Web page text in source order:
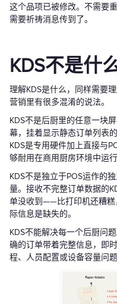
这个品项已被修改。不需要
需要祈祷消息传到了。
KDS不是什
理解KDS是什么，同样需要
营销里有很多混淆的说法。
KDS不是后厨里的任意一块
幕，挂着显示静态订单列表
KDS是专用硬件加上直接与
够耐用在商用厨房环境中运
KDS不是独立于POS运作的
量。接收不完整订单数据的
单没收到——比打印机还糟糕
际信息是缺失的。
KDS不能解决每一个后厨问
确的订单带着完整信息，即
程、人员配置或设备容量问题